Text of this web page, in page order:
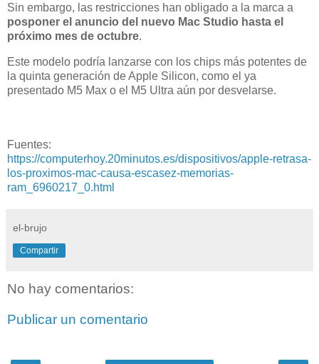
Sin embargo, las restricciones han obligado a la marca a
posponer el anuncio del nuevo Mac Studio hasta el
próximo mes de octubre.
Este modelo podría lanzarse con los chips más potentes de
la quinta generación de Apple Silicon, como el ya
presentado M5 Max o el M5 Ultra aún por desvelarse.
Fuentes:
https://computerhoy.20minutos.es/dispositivos/apple-retrasa-
los-proximos-mac-causa-escasez-memorias-
ram_6960217_0.html
el-brujo
Compartir
No hay comentarios:
Publicar un comentario